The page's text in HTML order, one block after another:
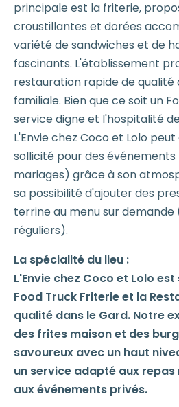
principale est la friterie,
croustillantes et dorées
variété de sandwiches et de
fascinants. L'établissement
restauration rapide de qualité
familiale. Bien que ce soit un
service digne et l'hospitalité
L'Envie chez Coco et Lolo
sollicité pour des
mariages) grâce à son
sa possibilité d'ajouter des
terrine au menu sur demande
réguliers).
La spécialité du lieu :
L'Envie chez Coco et Lolo
Food Truck Friterie et la
qualité dans le Gard. Notre
des frites maison et des
savoureux avec un haut
un service adapté aux
aux événements privés.